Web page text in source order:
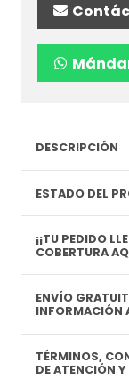
DESCRIPCIÓN
ESTADO DEL
¡¡TU PEDIDO LLEGA HOY!!
COBERTURA
ENVÍO
INFORMACIÓN
TÉRMINOS,
DE ATENCIÓN